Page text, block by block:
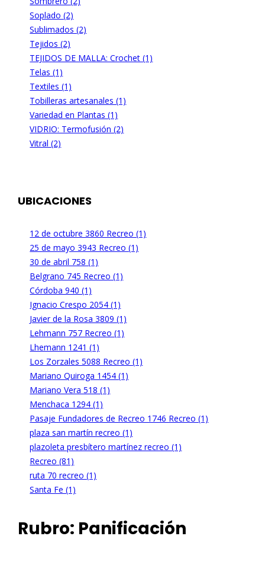
Soplado (2)
Sublimados (2)
Tejidos (2)
TEJIDOS DE MALLA: Crochet (1)
Telas (1)
Textiles (1)
Tobilleras artesanales (1)
Variedad en Plantas (1)
VIDRIO: Termofusión (2)
Vitral (2)
UBICACIONES
12 de octubre 3860 Recreo (1)
25 de mayo 3943 Recreo (1)
30 de abril 758 (1)
Belgrano 745 Recreo (1)
Córdoba 940 (1)
Ignacio Crespo 2054 (1)
Javier de la Rosa 3809 (1)
Lehmann 757 Recreo (1)
Lhemann 1241 (1)
Los Zorzales 5088 Recreo (1)
Mariano Quiroga 1454 (1)
Mariano Vera 518 (1)
Menchaca 1294 (1)
Pasaje Fundadores de Recreo 1746 Recreo (1)
plaza san martín recreo (1)
plazoleta presbítero martínez recreo (1)
Recreo (81)
ruta 70 recreo (1)
Santa Fe (1)
Rubro: Panificación